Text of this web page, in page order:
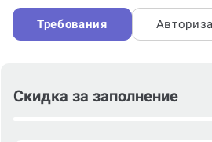
Требования
Скидка за заполнение